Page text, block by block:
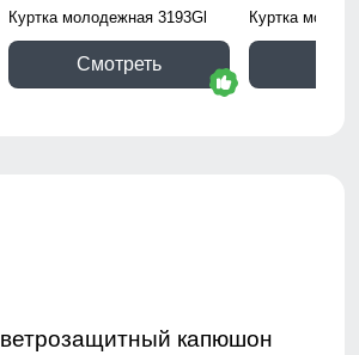
Куртка молодежная 3193Gl
Смотреть
Куртка
капюшон